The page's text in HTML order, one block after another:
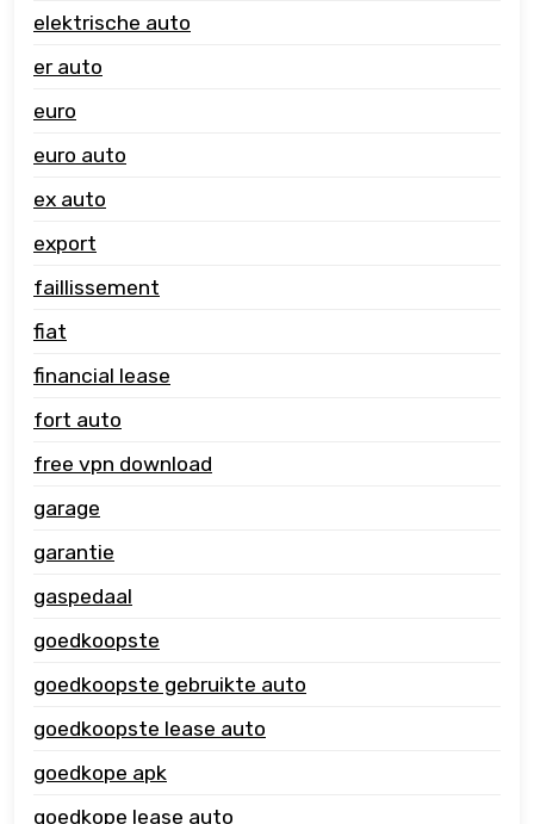
elektrische auto
er auto
euro
euro auto
ex auto
export
faillissement
fiat
financial lease
fort auto
free vpn download
garage
garantie
gaspedaal
goedkoopste
goedkoopste gebruikte auto
goedkoopste lease auto
goedkope apk
goedkope lease auto